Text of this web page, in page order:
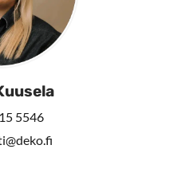
5546